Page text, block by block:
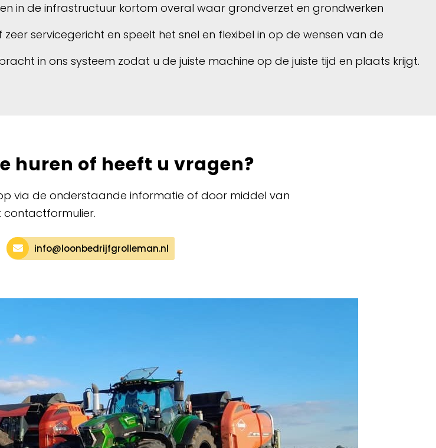
in de infrastructuur kortom overal waar grondverzet en grondwerken
servicegericht en speelt het snel en flexibel in op de wensen van de
in ons systeem zodat u de juiste machine op de juiste tijd en plaats krijgt.
huren of heeft u vragen?
via de onderstaande informatie of door middel van
contactformulier.
info@loonbedrijfgrolleman.nl